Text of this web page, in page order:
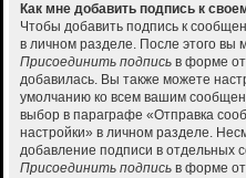
Как мне добавить подпись к
Чтобы добавить подпись к
в личном разделе. После этого вы
Присоединить подпись в форме
добавилась. Вы также можете
умолчанию ко всем вашим
выбор в параграфе «Отправка
настройки» в личном разделе.
добавление подписи в отдельных
Присоединить подпись в форме